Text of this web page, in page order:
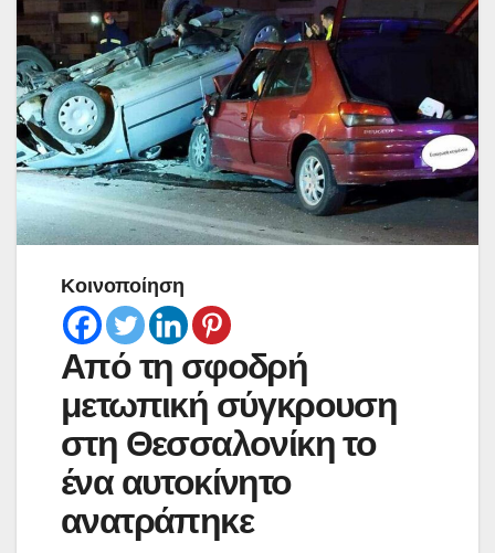
Κοινοποίηση
Από τη σφοδρή
μετωπική σύγκρουση
στη Θεσσαλονίκη το
ένα αυτοκίνητο
ανατράπηκε